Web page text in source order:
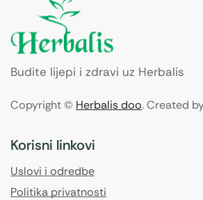
Budite lijepi i zdravi uz Herbalis
Copyright © Herbalis doo. Created
Korisni linkovi
Uslovi i odredbe
Politika privatnosti